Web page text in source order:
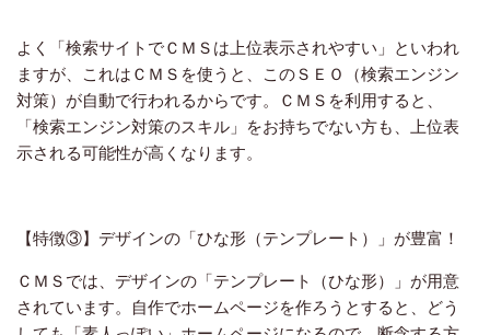
よく「検索サイトでＣＭＳは上位表示されやすい」といわれ
ますが、これはＣＭＳを使うと、このＳＥＯ（検索エンジン
対策）が自動で行われるからです。ＣＭＳを利用すると、
「検索エンジン対策のスキル」をお持ちでない方も、上位表
示される可能性が高くなります。
【特徴③】デザインの「ひな形（テンプレート）」が豊富！
ＣＭＳでは、デザインの「テンプレート（ひな形）」が用意
されています。自作でホームページを作ろうとすると、どう